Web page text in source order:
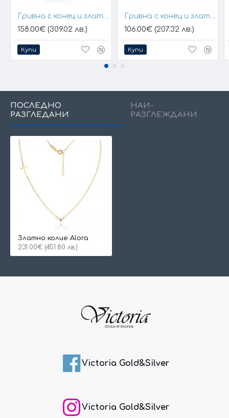
Гривна с конец и златен елемент кръст
158.00€ (309.02 лв.)
Купи
Гривна с конец и златна плочка за гравиране
106.00€ (207.32 лв.)
Купи
ПОСЛЕДНО
РАЗГЛЕДАНИ
НАЙ-
РАЗГЛЕЖДАНИ
Златно колие Alora
231.00€ (451.80 лв.)
Victoria Gold&Silver
Victoria Gold&Silver